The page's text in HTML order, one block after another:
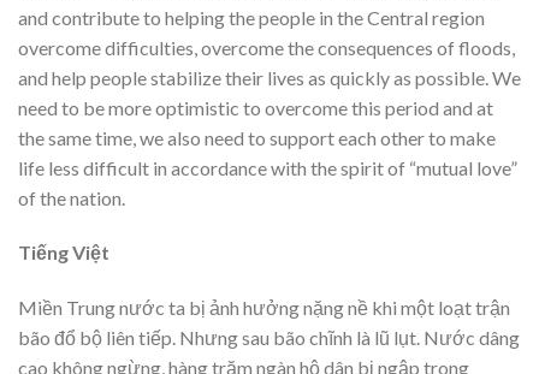
and contribute to helping the people in the Central region
overcome difficulties, overcome the consequences of floods,
and help people stabilize their lives as quickly as possible. We
need to be more optimistic to overcome this period and at
the same time, we also need to support each other to make
life less difficult in accordance with the spirit of “mutual love”
of the nation.
Tiếng Việt
Miền Trung nước ta bị ảnh hưởng nặng nề khi một loạt trận
bão đổ bộ liên tiếp. Nhưng sau bão chĩnh là lũ lụt. Nước dâng
cao không ngừng, hàng trăm ngàn hộ dân bị ngập trong